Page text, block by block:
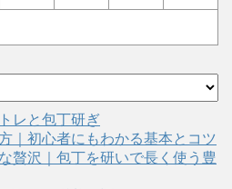
レと包丁研ぎ
｜初心者にもわかる基本とコツ
贅沢｜包丁を研いで長く使う豊